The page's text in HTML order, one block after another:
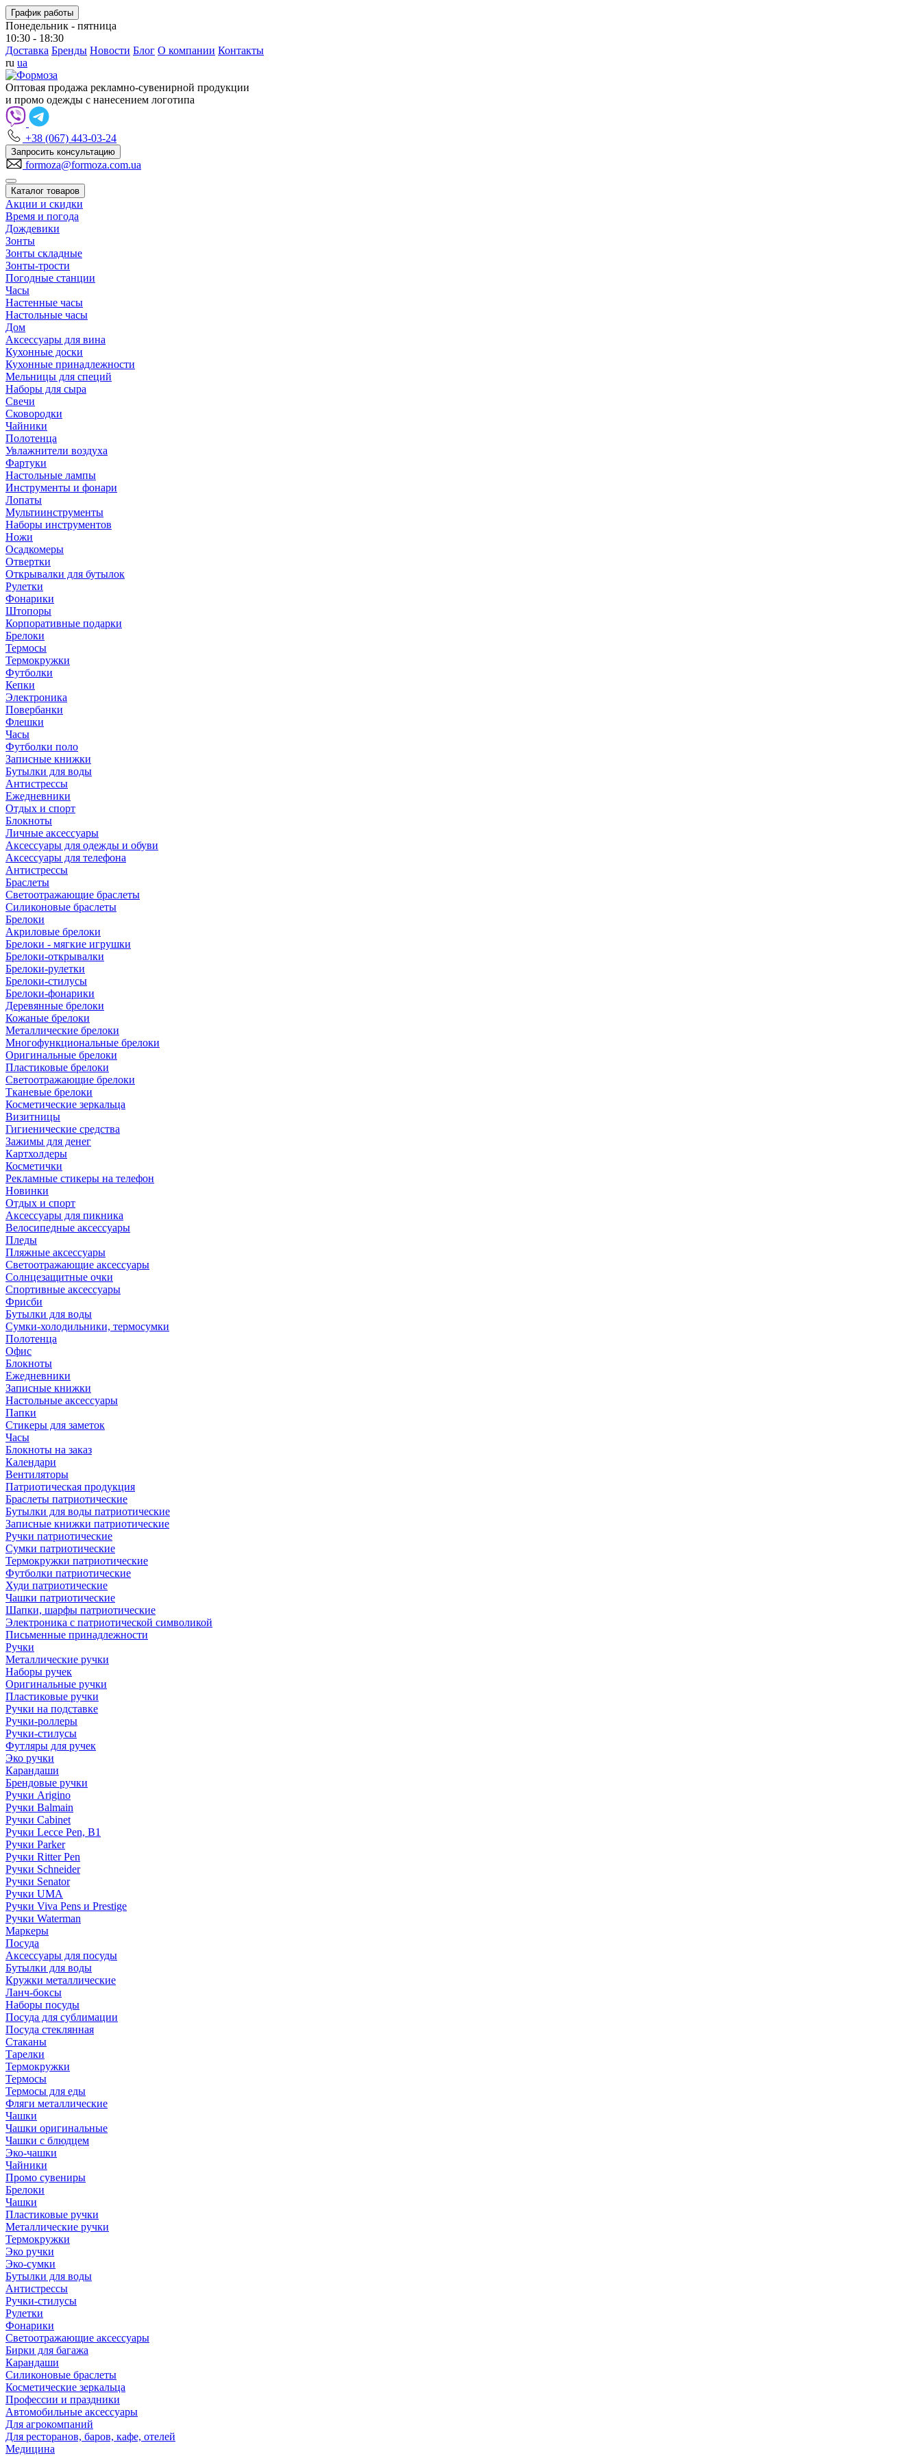
График работы
Понедельник - пятница
10:30 - 18:30
Доставка Бренды Новости Блог О компании Контакты
ru ua
Оптовая продажа рекламно-сувенирной продукции
и промо одежды с нанесением логотипа
+38 (067) 443-03-24
Запросить консультацию
formoza@formoza.com.ua
Каталог товаров
Акции и скидки
Время и погода
Дождевики
Зонты
Зонты складные
Зонты-трости
Погодные станции
Часы
Настенные часы
Настольные часы
Дом
Аксессуары для вина
Кухонные доски
Кухонные принадлежности
Мельницы для специй
Наборы для сыра
Свечи
Сковородки
Чайники
Полотенца
Увлажнители воздуха
Фартуки
Настольные лампы
Инструменты и фонари
Лопаты
Мультиинструменты
Наборы инструментов
Ножи
Осадкомеры
Отвертки
Открывалки для бутылок
Рулетки
Фонарики
Штопоры
Корпоративные подарки
Брелоки
Термосы
Термокружки
Футболки
Кепки
Электроника
Повербанки
Флешки
Часы
Футболки поло
Записные книжки
Бутылки для воды
Антистрессы
Ежедневники
Отдых и спорт
Блокноты
Личные аксессуары
Аксессуары для одежды и обуви
Аксессуары для телефона
Антистрессы
Браслеты
Светоотражающие браслеты
Силиконовые браслеты
Брелоки
Акриловые брелоки
Брелоки - мягкие игрушки
Брелоки-открывалки
Брелоки-рулетки
Брелоки-стилусы
Брелоки-фонарики
Деревянные брелоки
Кожаные брелоки
Металлические брелоки
Многофункциональные брелоки
Оригинальные брелоки
Пластиковые брелоки
Светоотражающие брелоки
Тканевые брелоки
Косметические зеркальца
Визитницы
Гигиенические средства
Зажимы для денег
Картхолдеры
Косметички
Рекламные стикеры на телефон
Новинки
Отдых и спорт
Аксессуары для пикника
Велосипедные аксессуары
Пледы
Пляжные аксессуары
Светоотражающие аксессуары
Солнцезащитные очки
Спортивные аксессуары
Фрисби
Бутылки для воды
Сумки-холодильники, термосумки
Полотенца
Офис
Блокноты
Ежедневники
Записные книжки
Настольные аксессуары
Папки
Стикеры для заметок
Часы
Блокноты на заказ
Календари
Вентиляторы
Патриотическая продукция
Браслеты патриотические
Бутылки для воды патриотические
Записные книжки патриотические
Ручки патриотические
Сумки патриотические
Термокружки патриотические
Футболки патриотические
Худи патриотические
Чашки патриотические
Шапки, шарфы патриотические
Электроника с патриотической символикой
Письменные принадлежности
Ручки
Металлические ручки
Наборы ручек
Оригинальные ручки
Пластиковые ручки
Ручки на подставке
Ручки-роллеры
Ручки-стилусы
Футляры для ручек
Эко ручки
Карандаши
Брендовые ручки
Ручки Arigino
Ручки Balmain
Ручки Cabinet
Ручки Lecce Pen, B1
Ручки Parker
Ручки Ritter Pen
Ручки Schneider
Ручки Senator
Ручки UMA
Ручки Viva Pens и Prestige
Ручки Waterman
Маркеры
Посуда
Аксессуары для посуды
Бутылки для воды
Кружки металлические
Ланч-боксы
Наборы посуды
Посуда для сублимации
Посуда стеклянная
Стаканы
Тарелки
Термокружки
Термосы
Термосы для еды
Фляги металлические
Чашки
Чашки оригинальные
Чашки с блюдцем
Эко-чашки
Чайники
Промо сувениры
Брелоки
Чашки
Пластиковые ручки
Металлические ручки
Термокружки
Эко ручки
Эко-сумки
Бутылки для воды
Антистрессы
Ручки-стилусы
Рулетки
Фонарики
Светоотражающие аксессуары
Бирки для багажа
Карандаши
Силиконовые браслеты
Косметические зеркальца
Профессии и праздники
Автомобильные аксессуары
Для агрокомпаний
Для ресторанов, баров, кафе, отелей
Медицина